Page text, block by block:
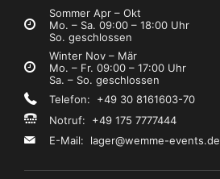
Sommer Apr – Okt
Mo. – Sa. 09:00 – 18:00 Uhr
So. geschlossen
Winter Nov – Mär
Mo. – Fr. 09:00 – 17:00 Uhr
Sa. – So. geschlossen
Telefon: +49 30 8161603-70
Notruf: +49 175 7777444
E-Mail: lager@wemme-events.de